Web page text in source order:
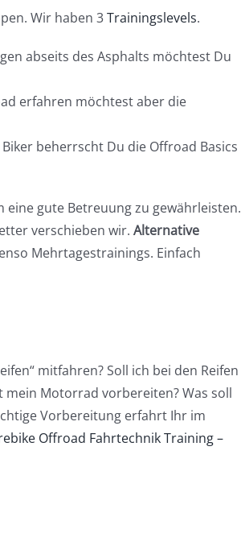
Wir haben 3Trainingslevels.
abseits des Asphalts möchtest Du
erfahren möchtest aber die
beherrscht Du die Offroad Basics
gute Betreuung zu gewährleisten.
verschieben wir. Alternative
Mehrtagestrainings. Einfach
mitfahren? Soll ich bei den Reifen
mein Motorrad vorbereiten? Was soll
Vorbereitung erfahrt Ihr im
Offroad Fahrtechnik Training –